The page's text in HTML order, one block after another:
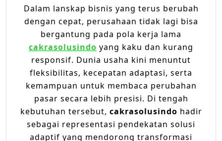
Dalam lanskap bisnis yang terus berubah
dengan cepat, perusahaan tidak lagi bisa
bergantung pada pola kerja lama
cakrasolusindo yang kaku dan kurang
responsif. Dunia usaha kini menuntut
fleksibilitas, kecepatan adaptasi, serta
kemampuan untuk membaca perubahan
pasar secara lebih presisi. Di tengah
kebutuhan tersebut, cakrasolusindo hadir
sebagai representasi pendekatan solusi
adaptif yang mendorong transformasi